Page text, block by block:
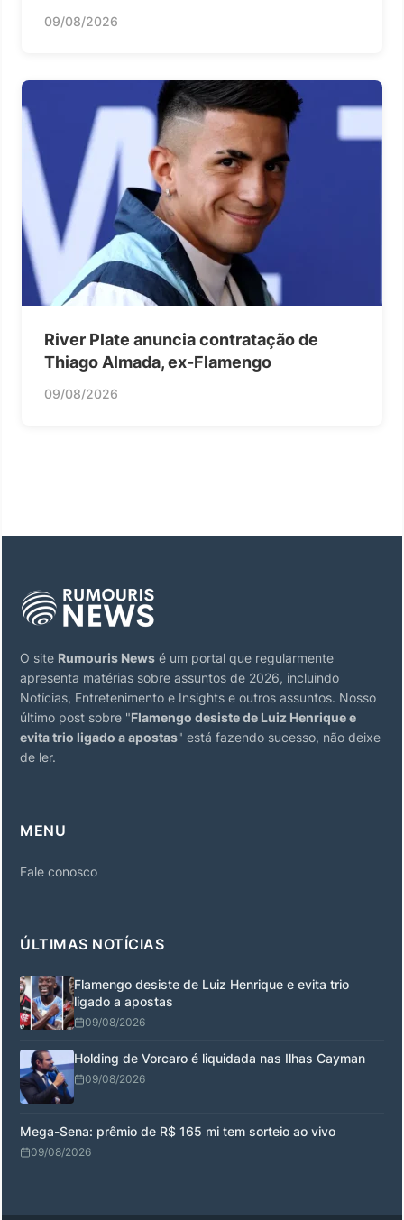
09/08/2026
River Plate anuncia contratação de
Thiago Almada, ex-Flamengo
09/08/2026
O site Rumouris News é um portal que regularmente
apresenta matérias sobre assuntos de 2026, incluindo
Notícias, Entretenimento e Insights e outros assuntos. Nosso
último post sobre "Flamengo desiste de Luiz Henrique e
evita trio ligado a apostas" está fazendo sucesso, não deixe
de ler.
MENU
Fale conosco
ÚLTIMAS NOTÍCIAS
Flamengo desiste de Luiz Henrique e evita trio
ligado a apostas
09/08/2026
Holding de Vorcaro é liquidada nas Ilhas Cayman
09/08/2026
Mega-Sena: prêmio de R$ 165 mi tem sorteio ao vivo
09/08/2026